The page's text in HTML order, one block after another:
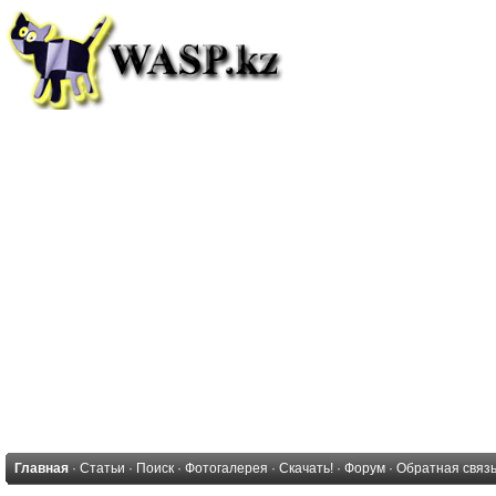
Главная · Статьи · Поиск · Фотогалерея · Скачать! · Форум · Обратная связь